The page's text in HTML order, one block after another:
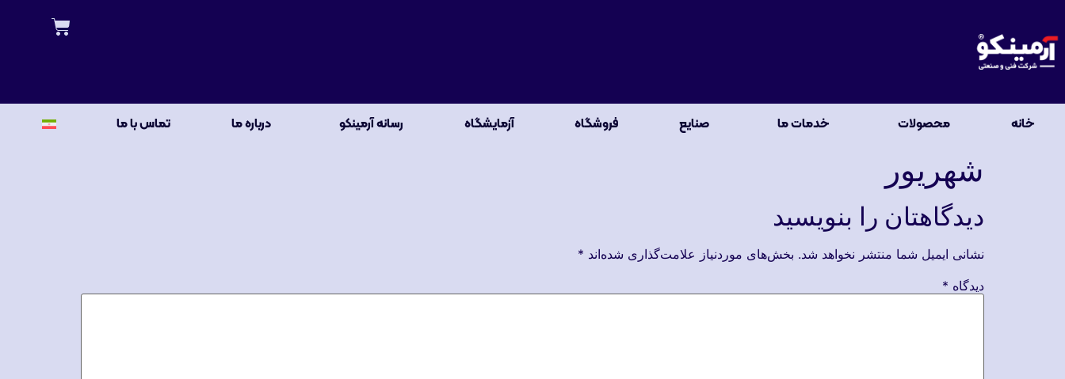
خانه محصولات خدمات ما صنایع فروشگاه آزمایشگاه رسانه آرمینکو درباره ما تماس با ما
شهریور
دیدگاهتان را بنویسید
نشانی ایمیل شما منتشر نخواهد شد. بخش‌های موردنیاز علامت‌گذاری شده‌اند *
دیدگاه *